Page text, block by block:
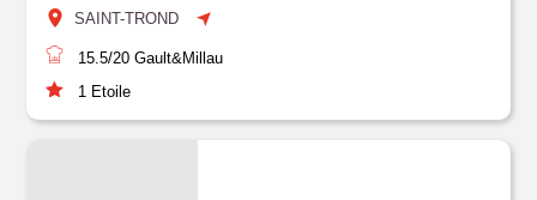
SAINT-TROND
15.5/20 Gault&Millau
1 Etoile